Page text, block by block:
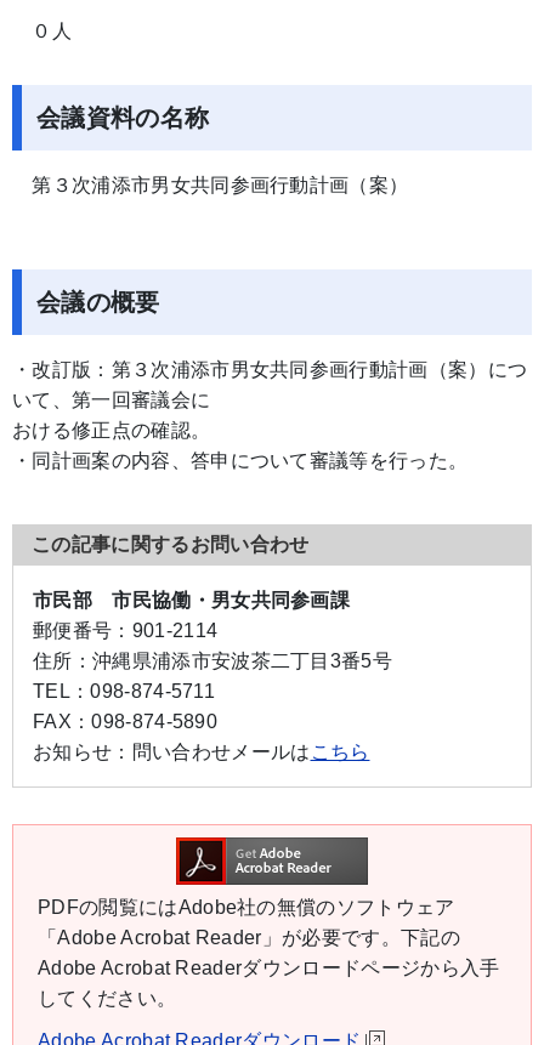
０人
会議資料の名称
第３次浦添市男女共同参画行動計画（案）
会議の概要
・改訂版：第３次浦添市男女共同参画行動計画（案）につ
いて、第一回審議会に
おける修正点の確認。
・同計画案の内容、答申について審議等を行った。
この記事に関するお問い合わせ
市民部 市民協働・男女共同参画課
郵便番号： 901-2114
住所： 沖縄県浦添市安波茶二丁目3番5号
TEL：098-874-5711
FAX：098-874-5890
お知らせ： 問い合わせメールは こちら
PDFの閲覧にはAdobe社の無償のソフトウェア
「Adobe Acrobat Reader」が必要です。下記の
Adobe Acrobat Readerダウンロードページから入手
してください。
Adobe Acrobat Readerダウンロード